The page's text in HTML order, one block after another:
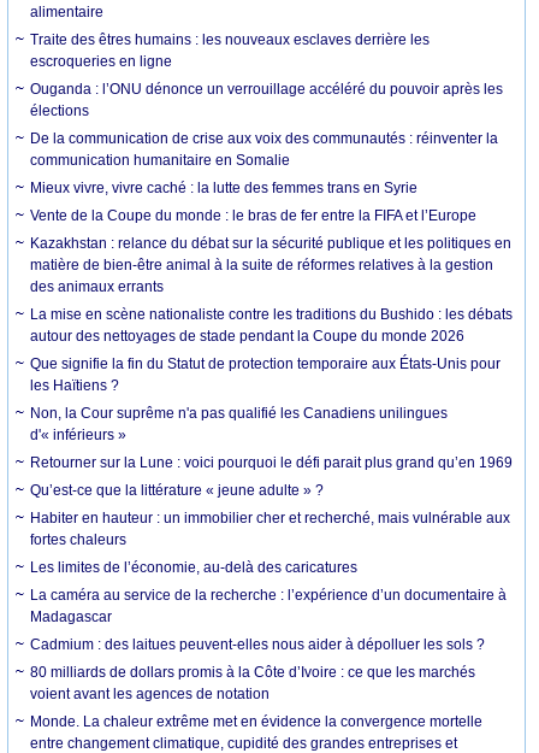
alimentaire
Traite des êtres humains : les nouveaux esclaves derrière les
escroqueries en ligne
Ouganda : l’ONU dénonce un verrouillage accéléré du pouvoir après les
élections
De la communication de crise aux voix des communautés : réinventer la
communication humanitaire en Somalie
Mieux vivre, vivre caché : la lutte des femmes trans en Syrie
Vente de la Coupe du monde : le bras de fer entre la FIFA et l’Europe
Kazakhstan : relance du débat sur la sécurité publique et les politiques en
matière de bien-être animal à la suite de réformes relatives à la gestion
des animaux errants
La mise en scène nationaliste contre les traditions du Bushido : les débats
autour des nettoyages de stade pendant la Coupe du monde 2026
Que signifie la fin du Statut de protection temporaire aux États-Unis pour
les Haïtiens ?
Non, la Cour suprême n'a pas qualifié les Canadiens unilingues
d'« inférieurs »
Retourner sur la Lune : voici pourquoi le défi parait plus grand qu’en 1969
Qu’est-ce que la littérature « jeune adulte » ?
Habiter en hauteur : un immobilier cher et recherché, mais vulnérable aux
fortes chaleurs
Les limites de l’économie, au-delà des caricatures
La caméra au service de la recherche : l’expérience d’un documentaire à
Madagascar
Cadmium : des laitues peuvent-elles nous aider à dépolluer les sols ?
80 milliards de dollars promis à la Côte d’Ivoire : ce que les marchés
voient avant les agences de notation
Monde. La chaleur extrême met en évidence la convergence mortelle
entre changement climatique, cupidité des grandes entreprises et